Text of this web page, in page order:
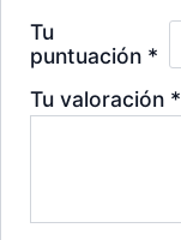
Tu
puntuación *
Tu valoración *